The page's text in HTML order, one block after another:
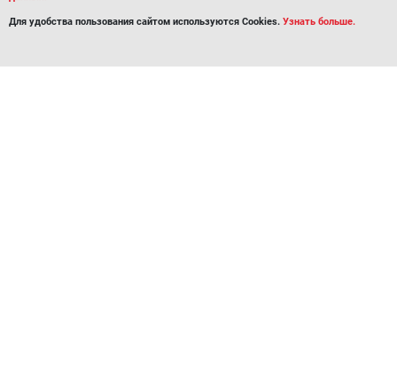
Для удобства пользования сайтом используются Cookies. Узнать больше.